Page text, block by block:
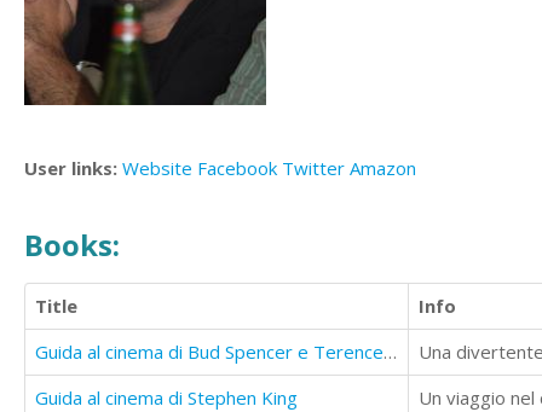
User links: Website Facebook Twitter Amazon
Books:
Title
Info
Guida al cinema di Bud Spencer e Terence Hill
Guida al cinema di Stephen King